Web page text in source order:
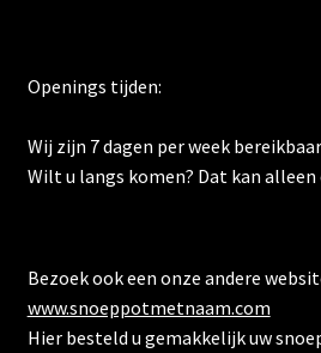
Openings tijden:
Wij zijn 7 dagen per week
Wilt u langs komen? Dat kan alleen
Bezoek ook een onze andere
www.snoeppotmetnaam.com
Hier besteld u gemakkelijk uw